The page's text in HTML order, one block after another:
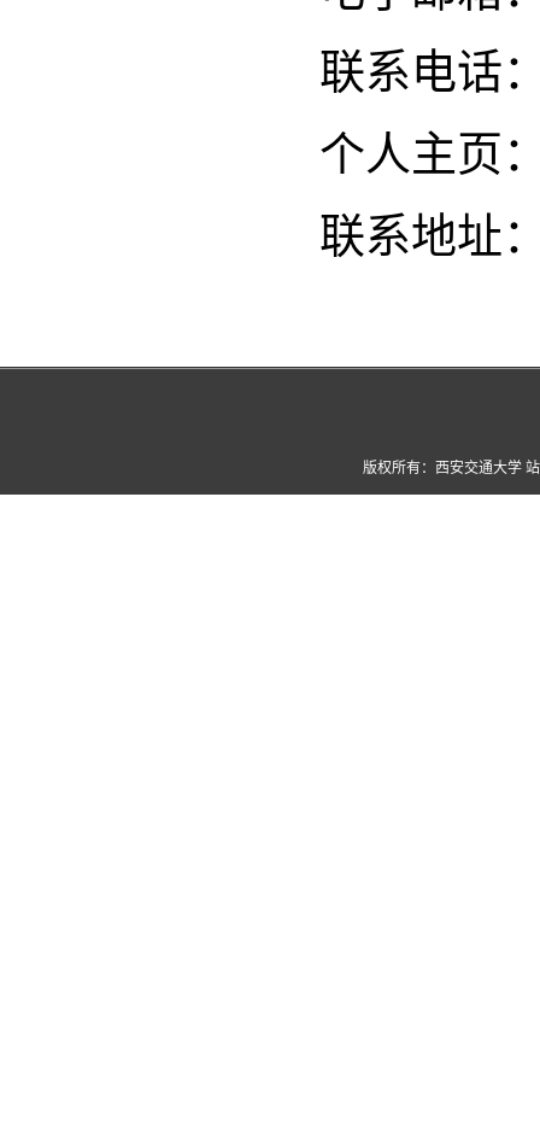
联系电话
个人主页
联系地址
版权所有：西安交通大学